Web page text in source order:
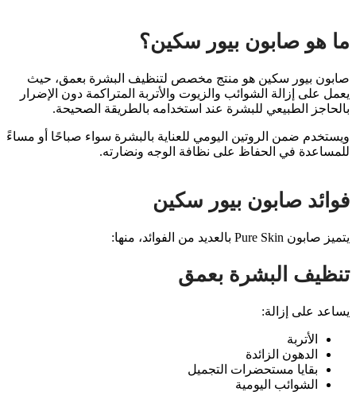
ما هو صابون بيور سكين؟
صابون بيور سكين هو منتج مخصص لتنظيف البشرة بعمق، حيث
يعمل على إزالة الشوائب والزيوت والأتربة المتراكمة دون الإضرار
بالحاجز الطبيعي للبشرة عند استخدامه بالطريقة الصحيحة.
ويستخدم ضمن الروتين اليومي للعناية بالبشرة سواء صباحًا أو مساءً
للمساعدة في الحفاظ على نظافة الوجه ونضارته.
فوائد صابون بيور سكين
يتميز صابون Pure Skin بالعديد من الفوائد، منها:
تنظيف البشرة بعمق
يساعد على إزالة:
الأتربة
الدهون الزائدة
بقايا مستحضرات التجميل
الشوائب اليومية